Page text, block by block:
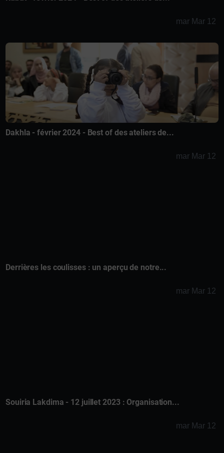
mar Mar 12
Dakhla - février 2024 - Best of des ateliers de...
mar Mar 12
Derrières les coulisses : un aperçu de notre...
mar Mar 12
Souiria Lakdima - 12 juillet 2023 : Organisation...
mar Mar 12